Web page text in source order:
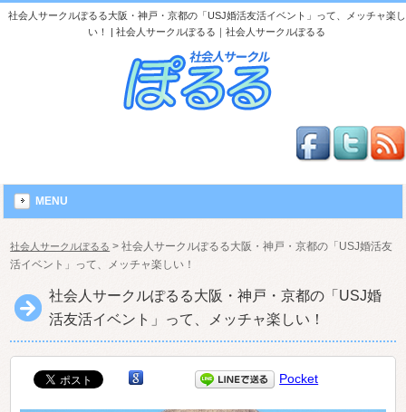
社会人サークルぽるる大阪・神戸・京都の「USJ婚活友活イベント」って、メッチャ楽し
い！ | 社会人サークルぽるる｜社会人サークルぽるる
MENU
社会人サークルぽるる >社会人サークルぽるる大阪・神戸・京都の「USJ婚活友
活イベント」って、メッチャ楽しい！
社会人サークルぽるる大阪・神戸・京都の「USJ婚
活友活イベント」って、メッチャ楽しい！
Pocket